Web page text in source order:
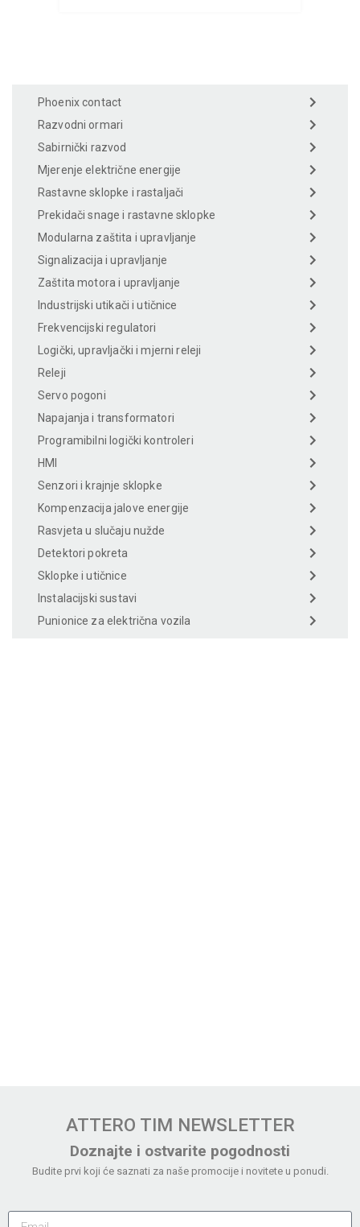
Phoenix contact
Razvodni ormari
Sabirnički razvod
Mjerenje električne energije
Rastavne sklopke i rastaljači
Prekidači snage i rastavne sklopke
Modularna zaštita i upravljanje
Signalizacija i upravljanje
Zaštita motora i upravljanje
Industrijski utikači i utičnice
Frekvencijski regulatori
Logički, upravljački i mjerni releji
Releji
Servo pogoni
Napajanja i transformatori
Programibilni logički kontroleri
HMI
Senzori i krajnje sklopke
Kompenzacija jalove energije
Rasvjeta u slučaju nužde
Detektori pokreta
Sklopke i utičnice
Instalacijski sustavi
Punionice za električna vozila
ATTERO TIM NEWSLETTER
Doznajte i ostvarite pogodnosti
Budite prvi koji će saznati za naše promocije i novitete u ponudi.